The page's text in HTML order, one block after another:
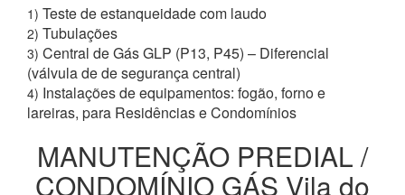
1) Teste de estanqueidade com laudo
2) Tubulações
3) Central de Gás GLP (P13, P45) – Diferencial
(válvula de de segurança central)
4) Instalações de equipamentos: fogão, forno e
lareiras, para Residências e Condomínios
MANUTENÇÃO PREDIAL /
CONDOMÍNIO GÁS Vila do